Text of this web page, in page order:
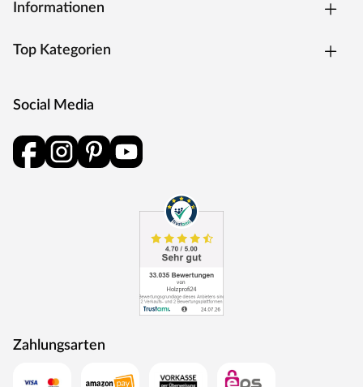
Informationen
Top Kategorien
Social Media
Zahlungsarten